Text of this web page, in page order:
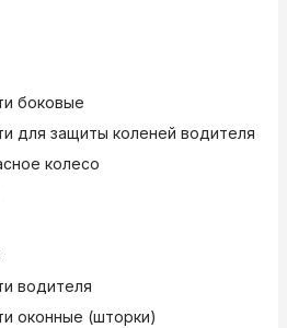
боковые
для защиты коленей водителя
колесо
водителя
оконные (шторки)